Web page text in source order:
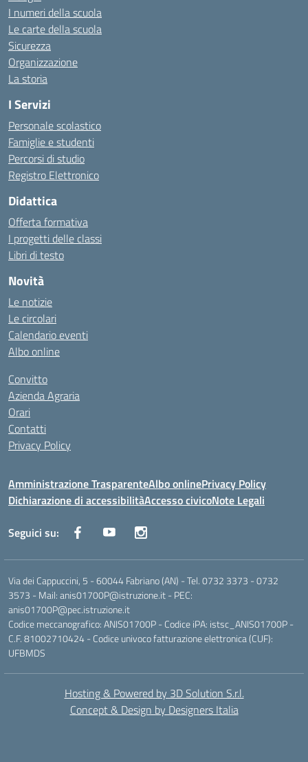
I numeri della scuola
Le carte della scuola
Sicurezza
Organizzazione
La storia
I Servizi
Personale scolastico
Famiglie e studenti
Percorsi di studio
Registro Elettronico
Didattica
Offerta formativa
I progetti delle classi
Libri di testo
Novità
Le notizie
Le circolari
Calendario eventi
Albo online
Convitto
Azienda Agraria
Orari
Contatti
Privacy Policy
Amministrazione TrasparenteAlbo onlinePrivacy Policy
Dichiarazione di accessibilitàAccesso civicoNote Legali
Seguici su:
Via dei Cappuccini, 5 - 60044 Fabriano (AN) - Tel. 0732 3373 - 0732
3573 - Mail: anis01700P@istruzione.it - PEC:
anis01700P@pec.istruzione.it
Codice meccanografico: ANIS01700P - Codice iPA: istsc_ANIS01700P -
C.F. 81002710424 - Codice univoco fatturazione elettronica (CUF):
UFBMDS
Hosting & Powered by 3D Solution S.r.l.
Concept & Design by Designers Italia